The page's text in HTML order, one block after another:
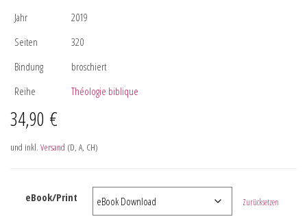
Jahr
2019
Seiten
320
Bindung
broschiert
Reihe
Théologie biblique
34,90 €
und inkl. Versand (D, A, CH)
eBook/Print Zurücksetzen